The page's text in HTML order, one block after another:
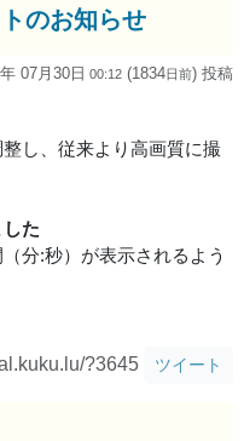
のお知らせ
07月30日 00:12 (1834日前) 投稿
し、従来より高画質に撮
た
分:秒）が表示されるよう
?3645 ツイート